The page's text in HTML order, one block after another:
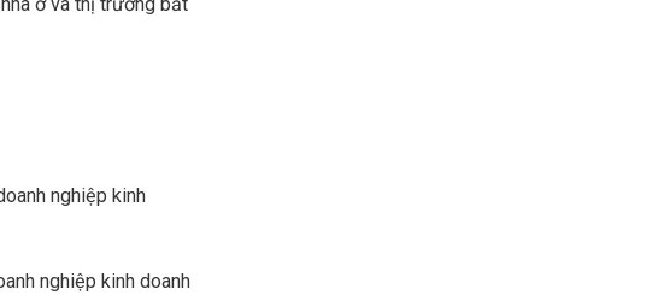
nghiệp kinh
nghiệp kinh doanh